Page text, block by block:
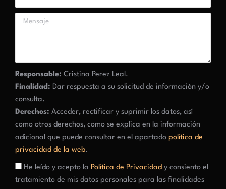
Responsable: Cristina Perez Leal.
Finalidad: Dar respuesta a su solicitud de información y/o
consulta.
Derechos: Acceder, rectificar y suprimir los datos, así
como otros derechos, como se explica en la información
adicional que puede consultar en el apartado política de
privacidad de la web.
He leído y acepto la Política de Privacidad y consiento el
tratamiento de mis datos personales para las finalidades